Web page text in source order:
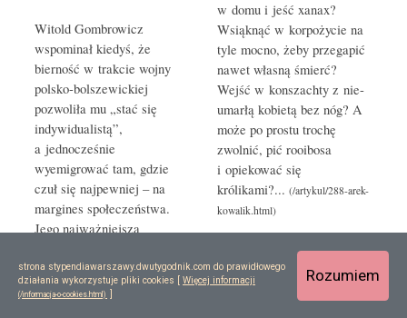
Witold Gombrowicz
wspominał kiedyś, że
bierność w trakcie wojny
polsko-bolszewickiej
pozwoliła mu „stać się
indywidualistą”,
a jednocześnie
wyemigrować tam, gdzie
czuł się najpewniej – na
margines społeczeństwa.
Jego najważniejsza
odwrotnie...
w domu i jeść xanax?
Wsiąknąć w korpożycie na
tyle mocno, żeby przegapić
nawet własną śmierć?
Wejść w konszachty z nie-
umarłą kobietą bez nóg? A
może po prostu trochę
zwolnić, pić rooibosa
i opiekować się
królikami?...
strona stypendiawarszawy.dwutygodnik.com do prawidłowego
działania wykorzystuje pliki cookies [ Więcej informacji
]
Rozumiem